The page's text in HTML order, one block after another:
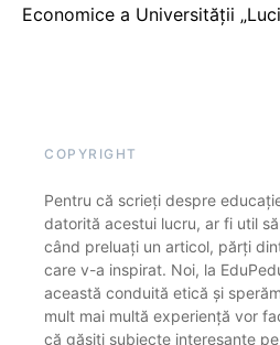
Economice a Universității
COPYRIGHT
Pentru că scrieți despre
datorită acestui lucru, ar fi util
când preluați un articol, părți
care v-a inspirat. Noi, la
această conduită etică și
mult mai multă experiență vor
că găsiți subiecte interesante